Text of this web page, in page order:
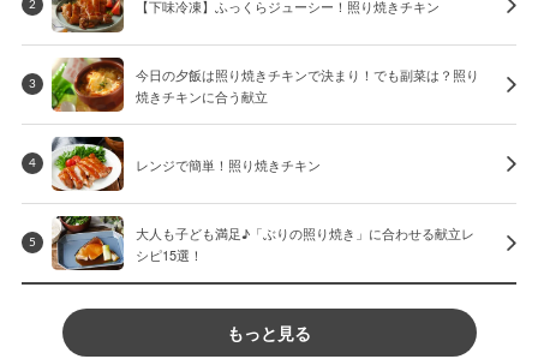
2 【下味冷凍】ふっくらジューシー！照り焼きチキン
3
今日の夕飯は照り焼きチキンで決まり！でも副菜は？照り
焼きチキンに合う献立
4 レンジで簡単！照り焼きチキン
5
大人も子ども満足♪「ぶりの照り焼き」に合わせる献立レ
シピ15選！
もっと見る